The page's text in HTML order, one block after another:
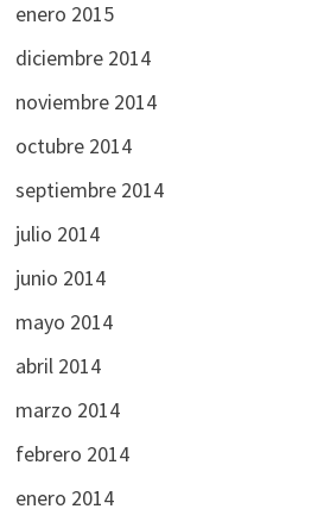
enero 2015
diciembre 2014
noviembre 2014
octubre 2014
septiembre 2014
julio 2014
junio 2014
mayo 2014
abril 2014
marzo 2014
febrero 2014
enero 2014